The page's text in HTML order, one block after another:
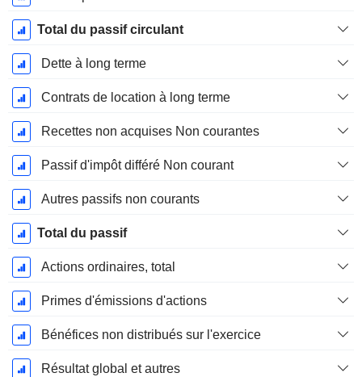
Total du passif circulant
Dette à long terme
Contrats de location à long terme
Recettes non acquises Non courantes
Passif d'impôt différé Non courant
Autres passifs non courants
Total du passif
Actions ordinaires, total
Primes d'émissions d'actions
Bénéfices non distribués sur l'exercice
Résultat global et autres